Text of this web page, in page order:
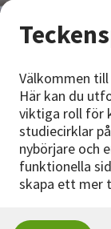
Lyssna
Välkommen
Här kan du
viktiga roll för
studiecirklar
nybörjare och
funktionella
skapa ett mer